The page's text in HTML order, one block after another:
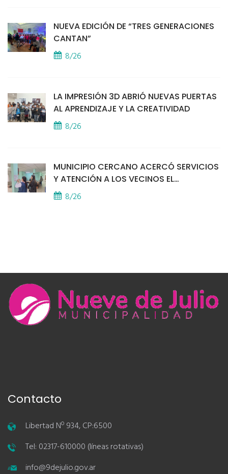
NUEVA EDICIÓN DE “TRES GENERACIONES
CANTAN”
8/26
LA IMPRESIÓN 3D ABRIÓ NUEVAS PUERTAS
AL APRENDIZAJE Y LA CREATIVIDAD
8/26
MUNICIPIO CERCANO ACERCÓ SERVICIOS
Y ATENCIÓN A LOS VECINOS EL
PROVINCIAL
8/26
Contacto
Libertad Nº 934, CP:6500
Tel: 02317-610000 (líneas rotativas)
info@9dejulio.gov.ar